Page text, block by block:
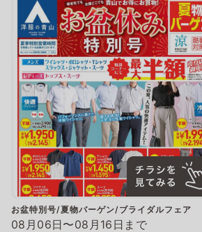
お盆特別号/夏物バーゲン/ブライダルフェア
08月06日〜08月16日まで